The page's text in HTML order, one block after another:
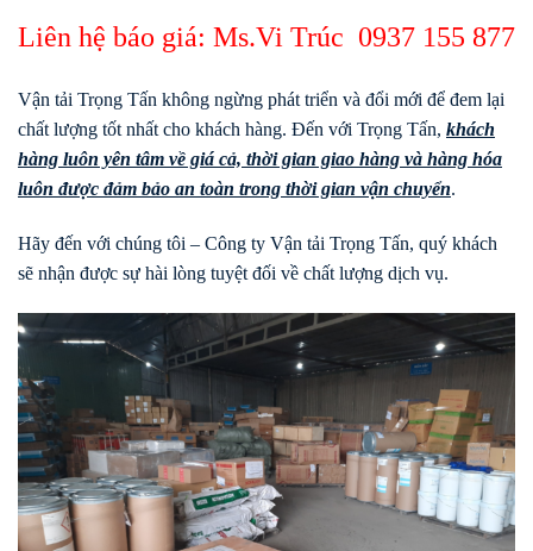
Liên hệ báo giá: Ms.Vi Trúc 0937 155 877
Vận tải Trọng Tấn không ngừng phát triển và đổi mới để đem lại
chất lượng tốt nhất cho khách hàng. Đến với Trọng Tấn, khách
hàng luôn yên tâm về giá cả, thời gian giao hàng và hàng hóa
luôn được đảm bảo an toàn trong thời gian vận chuyển.
Hãy đến với chúng tôi – Công ty Vận tải Trọng Tấn, quý khách
sẽ nhận được sự hài lòng tuyệt đối về chất lượng dịch vụ.